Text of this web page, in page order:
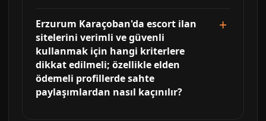
Erzurum Karaçoban'da escort ilan
sitelerini verimli ve güvenli
kullanmak için hangi kriterlere
dikkat edilmeli; özellikle elden
ödemeli profillerde sahte
paylaşımlardan nasıl kaçınılır?